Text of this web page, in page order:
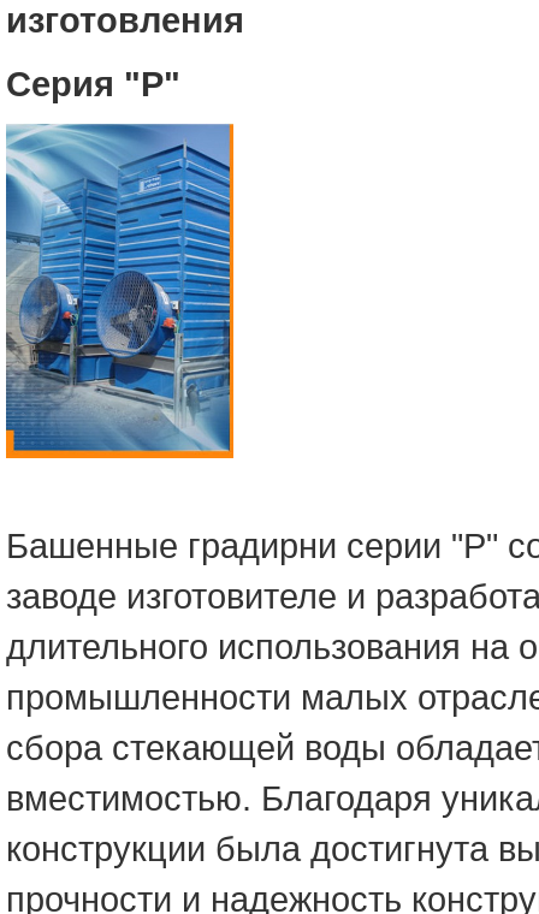
изготовления
Серия "Р"
Башенные градирни серии "Р"
заводе изготовителе и
длительного использования на
промышленности малых
сбора стекающей воды
вместимостью. Благодаря
конструкции была достигнута
прочности и надежность